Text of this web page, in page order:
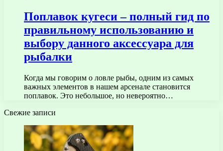
Поплавок кугеси – полный гид по
правильному использованию и
выбору данного аксессуара для
рыбалки
Когда мы говорим о ловле рыбы, одним из самых
важных элементов в нашем арсенале становится
поплавок. Это небольшое, но невероятно…
Свежие записи